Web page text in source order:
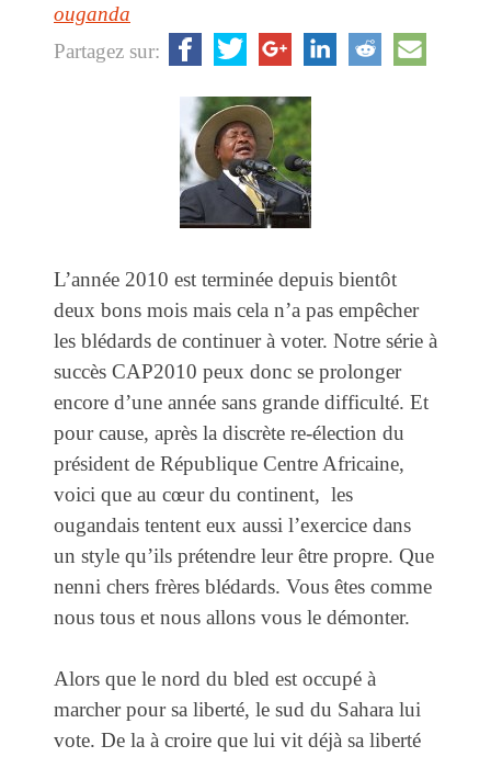
ouganda
Partagez sur:
L’année 2010 est terminée depuis bientôt
deux bons mois mais cela n’a pas empêcher
les blédards de continuer à voter. Notre série à
succès CAP2010 peux donc se prolonger
encore d’une année sans grande difficulté. Et
pour cause, après la discrète re-élection du
président de République Centre Africaine,
voici que au cœur du continent, les
ougandais tentent eux aussi l’exercice dans
un style qu’ils prétendre leur être propre. Que
nenni chers frères blédards. Vous êtes comme
nous tous et nous allons vous le démonter.
Alors que le nord du bled est occupé à
marcher pour sa liberté, le sud du Sahara lui
vote. De la à croire que lui vit déjà sa liberté